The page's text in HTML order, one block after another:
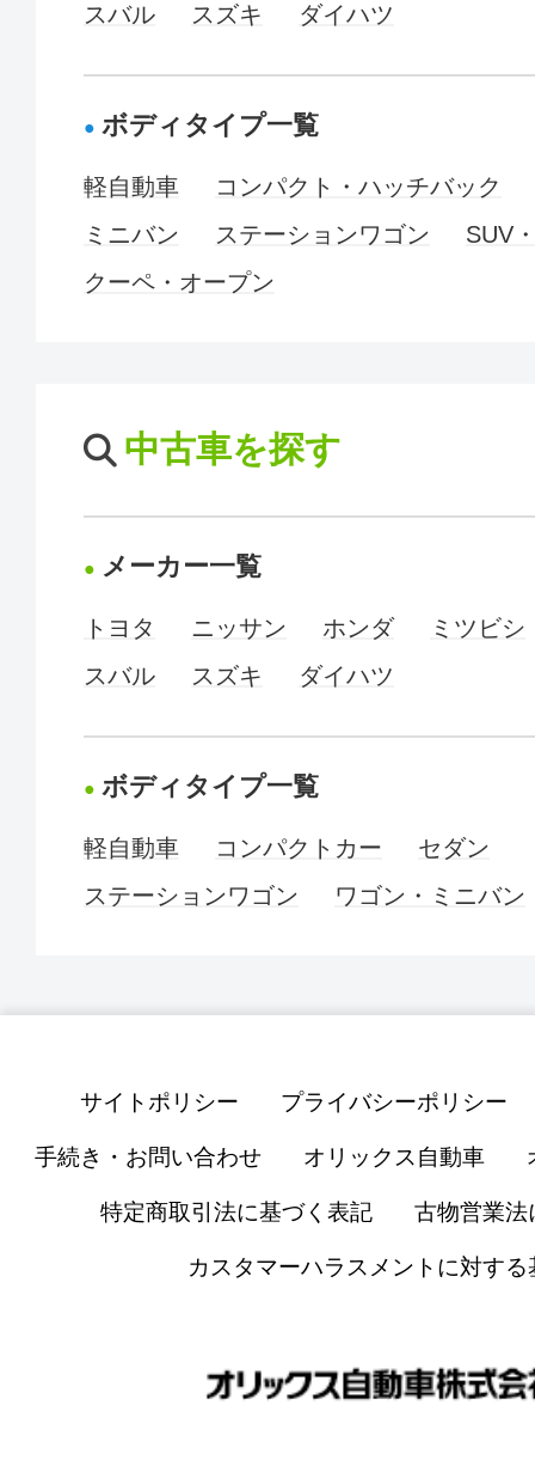
スバル
スズキ ダイハツ
ボディタイプ一覧
軽自動車
コンパクト・ハッチバック
ミニバン
ステーションワゴン
SUV
クーペ・オープン
中古車を探す
メーカー一覧
トヨタ ニッサン ホンダ
ミツビシ
スバル
スズキ ダイハツ
ボディタイプ一覧
軽自動車 コンパクトカー
セダン
ステーションワゴン
ワゴン・ミニバン
サイトポリシー プライバシーポリシー
手続き・お問い合わせ オリックス自動車
特定商取引法に基づく表記 古物営業法
カスタマーハラスメントに対する